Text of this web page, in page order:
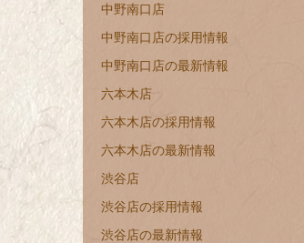
中野南口店
中野南口店の採用情報
中野南口店の最新情報
六本木店
六本木店の採用情報
六本木店の最新情報
渋谷店
渋谷店の採用情報
渋谷店の最新情報